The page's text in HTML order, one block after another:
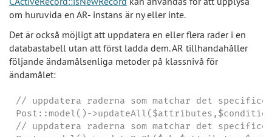
om huruvida en AR- instans är ny eller inte.
Det är också möjligt att uppdatera en eller flera rader i en
databastabell utan att först ladda dem. AR tillhandahåller
följande ändamålsenliga metoder på klassnivå för
ändamålet:
// uppdatera raderna som matchar det
Post::model()-
// uppdatera raderna som matchar det